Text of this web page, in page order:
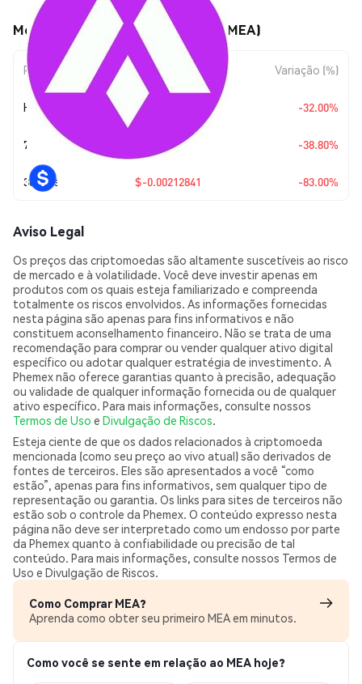
Movimentos de preço de MECCA (MEA)
Período Variação do Valor Variação (%)
Hoje $-0.00020515 -32.00%
7 Dias $-0.00027638 -38.80%
30 Dias $-0.00212841 -83.00%
Aviso Legal
Os preços das criptomoedas são altamente suscetíveis ao risco
de mercado e à volatilidade. Você deve investir apenas em
produtos com os quais esteja familiarizado e compreenda
totalmente os riscos envolvidos. As informações fornecidas
nesta página são apenas para fins informativos e não
constituem aconselhamento financeiro. Não se trata de uma
recomendação para comprar ou vender qualquer ativo digital
específico ou adotar qualquer estratégia de investimento. A
Phemex não oferece garantias quanto à precisão, adequação
ou validade de qualquer informação fornecida ou de qualquer
ativo específico. Para mais informações, consulte nossos
Termos de Uso e Divulgação de Riscos.
Esteja ciente de que os dados relacionados à criptomoeda
mencionada (como seu preço ao vivo atual) são derivados de
fontes de terceiros. Eles são apresentados a você “como
estão”, apenas para fins informativos, sem qualquer tipo de
representação ou garantia. Os links para sites de terceiros não
estão sob o controle da Phemex. O conteúdo expresso nesta
página não deve ser interpretado como um endosso por parte
da Phemex quanto à confiabilidade ou precisão de tal
conteúdo. Para mais informações, consulte nossos Termos de
Uso e Divulgação de Riscos.
Como Comprar MEA?
Aprenda como obter seu primeiro MEA em minutos.
Como você se sente em relação ao MEA hoje?